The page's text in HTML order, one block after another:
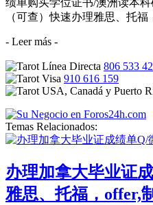
绩单购买学位证书/澳洲读本
（可查）快速办理雅思、托
- Leer más -
806 533
910 616 159
Temas Relacionados:
办理加拿大毕业证
雅思、托福，offer,